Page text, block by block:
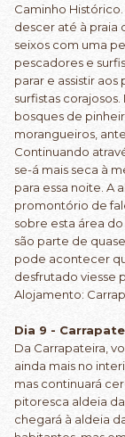
Caminho
descer até à praia
seixos com uma
pescadores e
parar e assistir
surfistas
bosques de
morangueiros,
Continuando
se-á mais seca à
para essa noite. A
promontório de
sobre esta área
são parte de
pode acontecer
desfrutado viesse
Alojamento:
Dia 9 -
Da Carrapateira,
ainda mais no
mas continuará
pitoresca aldeia
chegará à aldeia